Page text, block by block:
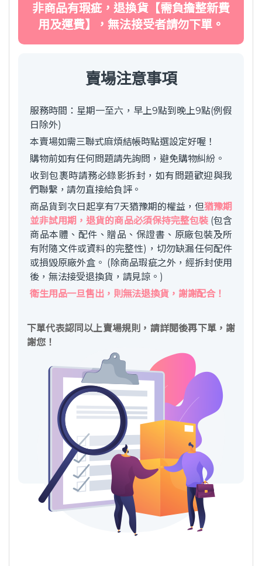
非商品有瑕疵，退換貨【需負擔整新費
用及運費】，無法接受者請勿下單。
賣場注意事項
服務時間：星期一至六，早上9點到晚上9點(例假
日除外)
本賣場如需三聯式麻煩結帳時點選設定好喔！
購物前如有任何問題請先詢問，避免購物糾紛。
收到包裹時請務必錄影拆封，如有問題歡迎與我
們聯繫，請勿直接給負評。
商品貨到次日起享有7天猶豫期的權益，但猶豫期
並非試用期，退貨的商品必須保持完整包裝(包含
商品本體、配件、贈品、保證書、原廠包裝及所
有附隨文件或資料的完整性)，切勿缺漏任何配件
或損毀原廠外盒。 (除商品瑕疵之外，經拆封使用
後，無法接受退換貨，請見諒。)
衛生用品一旦售出，則無法退換貨，謝謝配合！
下單代表認同以上賣場規則，請詳閱後再下單，謝
謝您！